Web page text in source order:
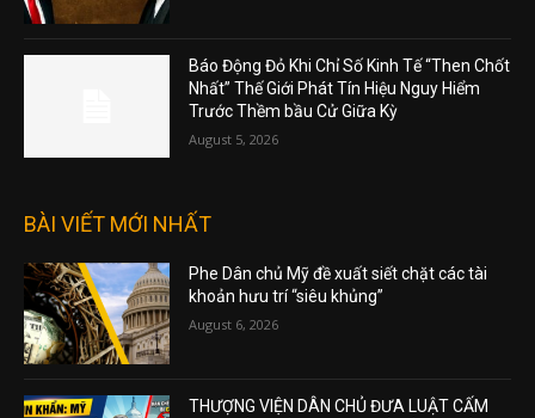
Báo Động Đỏ Khi Chỉ Số Kinh Tế “Then Chốt
Nhất” Thế Giới Phát Tín Hiệu Nguy Hiểm
Trước Thềm bầu Cử Giữa Kỳ
August 5, 2026
BÀI VIẾT MỚI NHẤT
Phe Dân chủ Mỹ đề xuất siết chặt các tài
khoản hưu trí “siêu khủng”
August 6, 2026
THƯỢNG VIỆN DÂN CHỦ ĐƯA LUẬT CẤM